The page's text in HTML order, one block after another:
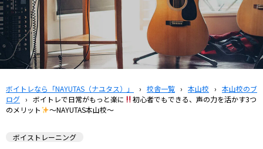
ボイトレなら「NAYUTAS（ナユタス）」 › 校舎一覧 › 本山校 › 本山校のブ
ログ › ボイトレで日常がもっと楽に
初心者でもできる、声の力を活かす3つ
のメリット
〜NAYUTAS本山校〜
ボイストレーニング